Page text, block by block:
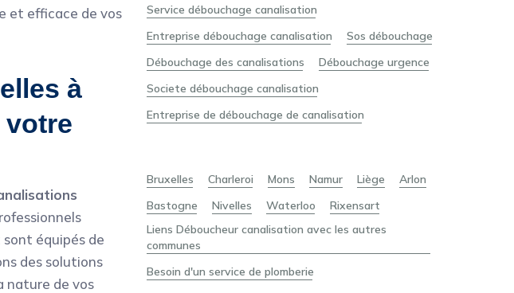
et efficace de vos
à
équipés de
des solutions
nature de vos
Service débouchage canalisation
Entreprise débouchage canalisation
Sos débouchage
Débouchage des canalisations
Débouchage urgence
Societe débouchage canalisation
Entreprise de débouchage de canalisation
Bruxelles Charleroi Mons Namur Liège
Arlon
Bastogne
Nivelles Waterloo
Rixensart
Liens Déboucheur canalisation avec les autres
communes
Besoin d'un service de plomberie